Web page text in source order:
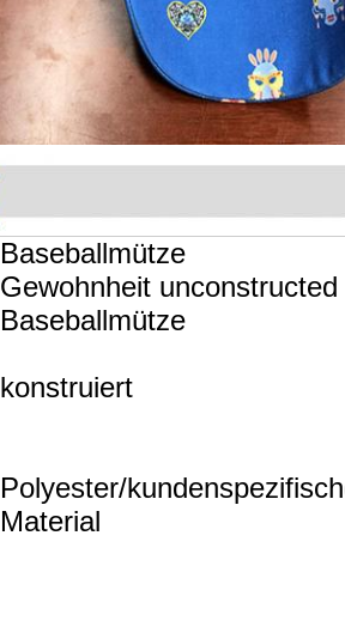
Baseballmütze
Gewohnheit unconstructed
Baseballmütze
konstruiert
Polyester/
Material